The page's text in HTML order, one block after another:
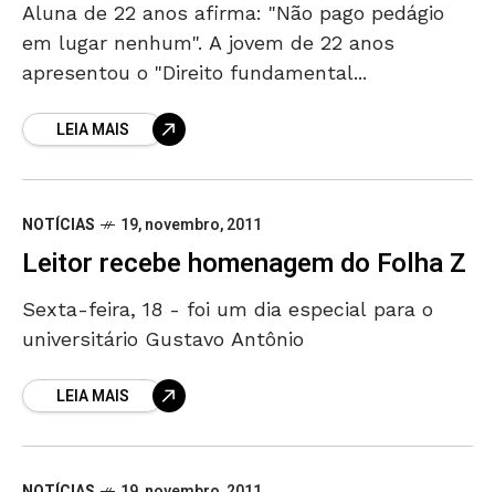
Aluna de 22 anos afirma: "Não pago pedágio
em lugar nenhum". A jovem de 22 anos
apresentou o "Direito fundamental...
LEIA MAIS
NOTÍCIAS 19, novembro, 2011
Leitor recebe homenagem do Folha Z
Sexta-feira, 18 - foi um dia especial para o
universitário Gustavo Antônio
LEIA MAIS